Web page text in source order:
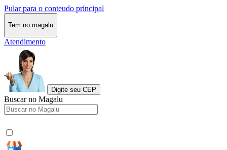
Pular para o conteudo principal
Tem no magalu
Atendimento
Digite seu CEP
Buscar no Magalu